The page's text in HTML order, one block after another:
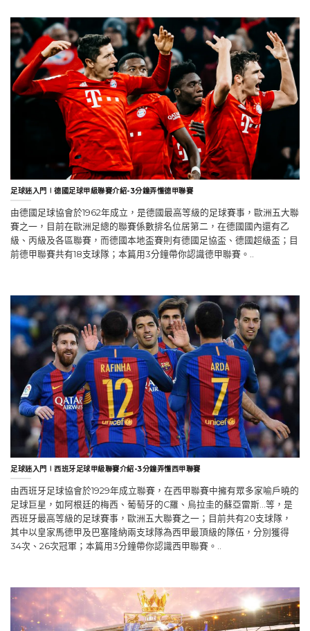
足球迷入門∣德國足球甲級聯賽介紹-3分鐘弄懂德甲聯賽
由德國足球協會於1962年成立，是德國最高等級的足球賽事，歐洲五大聯
賽之一，目前在歐洲足總的聯賽係數排名位居第二，在德國國內還有乙
級、丙級及各區聯賽，而德國本地盃賽則有德國足協盃、德國超級盃；目
前德甲聯賽共有18支球隊；本篇用3分鐘帶你認識德甲聯賽。..
足球迷入門∣西班牙足球甲級聯賽介紹-3分鐘弄懂西甲聯賽
由西班牙足球協會於1929年成立聯賽，在西甲聯賽中擁有眾多家喻戶曉的
足球巨星，如阿根廷的梅西、葡萄牙的C羅、烏拉圭的蘇亞雷斯…等，是
西班牙最高等級的足球賽事，歐洲五大聯賽之一；目前共有20支球隊，
其中以皇家馬德甲及巴塞隆納兩支球隊為西甲最頂級的隊伍，分別獲得
34次、26次冠軍；本篇用3分鐘帶你認識西甲聯賽。..